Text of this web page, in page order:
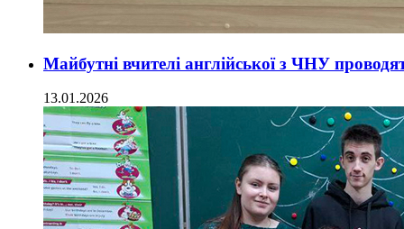
Майбутні вчителі англійської з ЧНУ
13.01.2026